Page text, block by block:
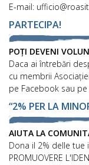
E-mail:
PARTECIPA!
POȚI DEVENI
Daca ai întrebări
cu membrii
pe Facebook sau
“2% PER LA
AIUTA LA
Dona il 2% delle tue
PROMUOVERE